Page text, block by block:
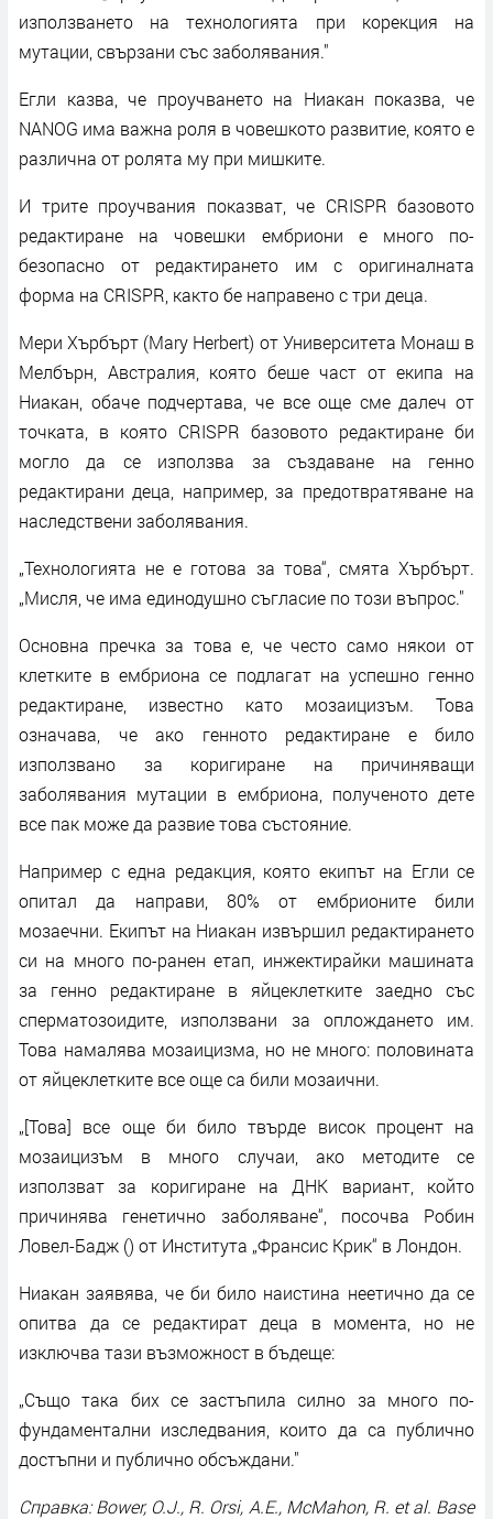
използването на технологията при корекция на
мутации, свързани със заболявания."
Егли казва, че проучването на Ниакан показва, че
NANOG има важна роля в човешкото развитие, която е
различна от ролята му при мишките.
И трите проучвания показват, че CRISPR базовото
редактиране на човешки ембриони е много по-
безопасно от редактирането им с оригиналната
форма на CRISPR, както бе направено с три деца.
Мери Хърбърт (Mary Herbert) от Университета Монаш в
Мелбърн, Австралия, която беше част от екипа на
Ниакан, обаче подчертава, че все още сме далеч от
точката, в която CRISPR базовото редактиране би
могло да се използва за създаване на генно
редактирани деца, например, за предотвратяване на
наследствени заболявания.
„Технологията не е готова за това“, смята Хърбърт.
„Мисля, че има единодушно съгласие по този въпрос."
Основна пречка за това е, че често само някои от
клетките в ембриона се подлагат на успешно генно
редактиране, известно като мозаицизъм. Това
означава, че ако генното редактиране е било
използвано за коригиране на причиняващи
заболявания мутации в ембриона, полученото дете
все пак може да развие това състояние.
Например с една редакция, която екипът на Егли се
опитал да направи, 80% от ембрионите били
мозаечни. Екипът на Ниакан извършил редактирането
си на много по-ранен етап, инжектирайки машината
за генно редактиране в яйцеклетките заедно със
сперматозоидите, използвани за оплождането им.
Това намалява мозаицизма, но не много: половината
от яйцеклетките все още са били мозаични.
„[Това] все още би било твърде висок процент на
мозаицизъм в много случаи, ако методите се
използват за коригиране на ДНК вариант, който
причинява генетично заболяване“, посочва Робин
Ловел-Бадж () от Института „Франсис Крик“ в Лондон.
Ниакан заявява, че би било наистина неетично да се
опитва да се редактират деца в момента, но не
изключва тази възможност в бъдеще:
„Също така бих се застъпила силно за много по-
фундаментални изследвания, които да са публично
достъпни и публично обсъждани."
Справка: Bower, O.J., R. Orsi, A.E., McMahon, R. et al. Base